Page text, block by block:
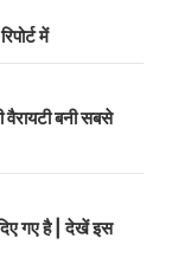
में
बनी सबसे
गए है | देखें इस